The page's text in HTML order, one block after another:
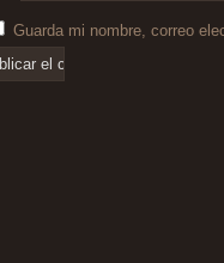
Guarda mi nombre, correo